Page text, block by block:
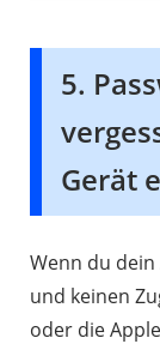
5.
Gerät
Wenn du
und keinen
oder die